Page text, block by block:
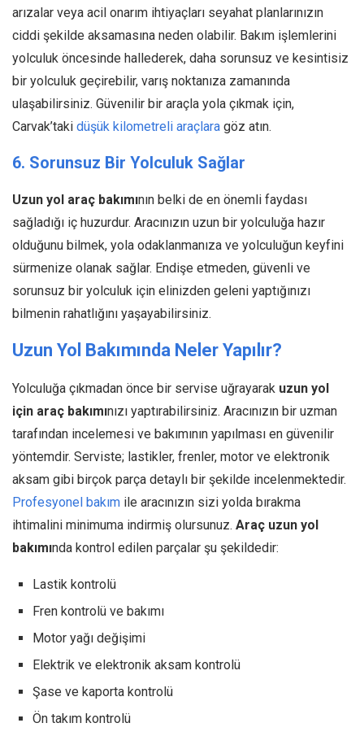
arızalar veya acil onarım ihtiyaçları seyahat planlarınızın
ciddi şekilde aksamasına neden olabilir. Bakım işlemlerini
yolculuk öncesinde hallederek, daha sorunsuz ve kesintisiz
bir yolculuk geçirebilir, varış noktanıza zamanında
ulaşabilirsiniz. Güvenilir bir araçla yola çıkmak için,
Carvak’taki düşük kilometreli araçlara göz atın.
6. Sorunsuz Bir Yolculuk Sağlar
Uzun yol araç bakımının belki de en önemli faydası
sağladığı iç huzurdur. Aracınızın uzun bir yolculuğa hazır
olduğunu bilmek, yola odaklanmanıza ve yolculuğun keyfini
sürmenize olanak sağlar. Endişe etmeden, güvenli ve
sorunsuz bir yolculuk için elinizden geleni yaptığınızı
bilmenin rahatlığını yaşayabilirsiniz.
Uzun Yol Bakımında Neler Yapılır?
Yolculuğa çıkmadan önce bir servise uğrayarak uzun yol
için araç bakımınızı yaptırabilirsiniz. Aracınızın bir uzman
tarafından incelemesi ve bakımının yapılması en güvenilir
yöntemdir. Serviste; lastikler, frenler, motor ve elektronik
aksam gibi birçok parça detaylı bir şekilde incelenmektedir.
Profesyonel bakım ile aracınızın sizi yolda bırakma
ihtimalini minimuma indirmiş olursunuz. Araç uzun yol
bakımında kontrol edilen parçalar şu şekildedir:
Lastik kontrolü
Fren kontrolü ve bakımı
Motor yağı değişimi
Elektrik ve elektronik aksam kontrolü
Şase ve kaporta kontrolü
Ön takım kontrolü